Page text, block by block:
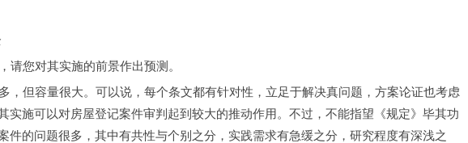
您对其实施的前景作出预测。
但容量很大。可以说，每个条文都有针对性，立足于解决真问题，方案论证也考虑
实施可以对房屋登记案件审判起到较大的推动作用。不过，不能指望《规定》毕其功
件的问题很多，其中有共性与个别之分，实践需求有急缓之分，研究程度有深浅之